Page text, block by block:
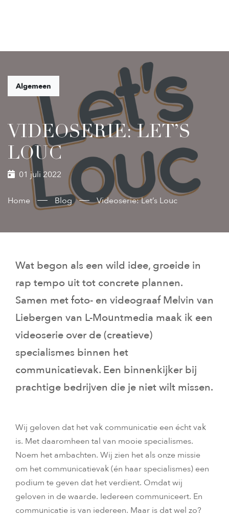
Algemeen
VIDEOSERIE: LET’S
LOUC
01 juli 2022
Home Blog Videoserie: Let’s Louc
Wat begon als een wild idee, groeide in
rap tempo uit tot concrete plannen.
Samen met foto- en videograaf Melvin van
Liebergen van L-Mountmedia maak ik een
videoserie over de (creatieve)
specialismes binnen het
communicatievak. Een binnenkijker bij
prachtige bedrijven die je niet wilt missen.
Wij geloven dat het vak communicatie een écht vak
is. Met daaromheen tal van mooie specialismes.
Noem het ambachten. Wij zien het als onze missie
om het communicatievak (én haar specialismes) een
podium te geven dat het verdient. Omdat wij
geloven in de waarde. Iedereen communiceert. En
communicatie is van iedereen. Maar is dat wel zo?